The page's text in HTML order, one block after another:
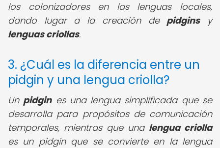
los colonizadores en las lenguas locales,
dando lugar a la creación de pidginsy
lenguas criollas.
3. ¿Cuál es la diferencia entre un
pidgin y una lengua criolla?
Un pidgines una lengua simplificada que se
desarrolla para propósitos de comunicación
temporales, mientras que una lengua criolla
es un pidgin que se convierte en la lengua